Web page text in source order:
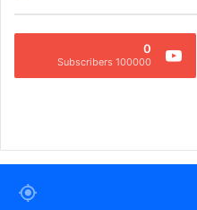
0
100000 Subscribers